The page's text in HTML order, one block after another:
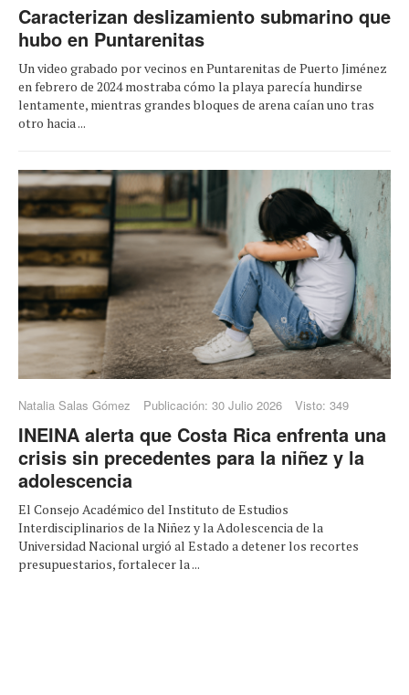
Caracterizan deslizamiento submarino que
hubo en Puntarenitas
Un video grabado por vecinos en Puntarenitas de Puerto Jiménez
en febrero de 2024 mostraba cómo la playa parecía hundirse
lentamente, mientras grandes bloques de arena caían uno tras
otro hacia ...
Natalia Salas Gómez Publicación: 30 Julio 2026 Visto: 349
INEINA alerta que Costa Rica enfrenta una
crisis sin precedentes para la niñez y la
adolescencia
El Consejo Académico del Instituto de Estudios
Interdisciplinarios de la Niñez y la Adolescencia de la
Universidad Nacional urgió al Estado a detener los recortes
presupuestarios, fortalecer la ...